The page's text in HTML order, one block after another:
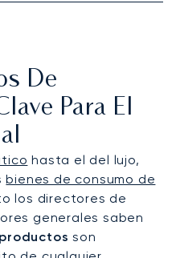
De
Para El
hasta el del lujo,
bienes de consumo de
los directores de
generales saben
son